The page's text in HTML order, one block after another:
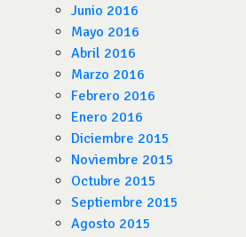
Junio 2016
Mayo 2016
Abril 2016
Marzo 2016
Febrero 2016
Enero 2016
Diciembre 2015
Noviembre 2015
Octubre 2015
Septiembre 2015
Agosto 2015